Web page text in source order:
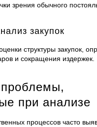
зрения обычного
закупок
структуры закупок,
и сокращения издержек.
при анализе
процессов часто